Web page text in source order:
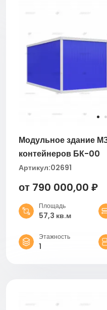
Модульное здание
контейнеров БК-00
Артикул:02691
от 790 000,00 ₽
Площадь
57,3 кв.м
Этажность
1